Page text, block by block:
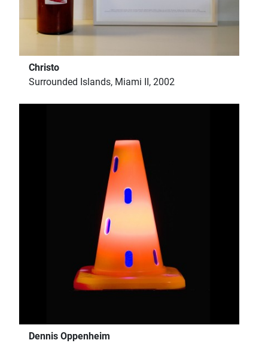
Christo
Surrounded Islands, Miami II, 2002
Dennis Oppenheim